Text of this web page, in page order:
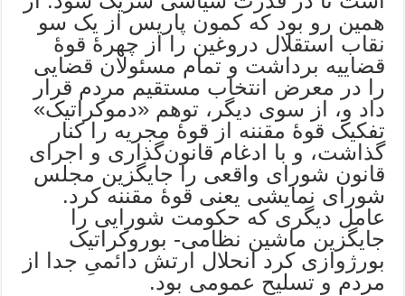
همین رو بود که کمون پاریس از یک سو
نقاب استقلال دروغین را از چهرۀ قوۀ
قضاییه برداشت و تمام مسئولان قضایی
را در معرض انتخاب مستقیم مردم قرار
داد و، از سوی دیگر، توهم «دموکراتیک»
تفکیک قوۀ مقننه از قوۀ مجریه را کنار
گذاشت، و با ادغام قانون‌گذاری و اجرای
قانون شورای واقعی را جایگزین مجلس
شورای نمایشی یعنی قوۀ مقننه کرد.
عامل دیگری که حکومت شورایی را
جایگزین ماشین نظامی- بوروکراتیک
بورژوازی ‌کرد انحلال ارتش دائمیِ جدا از
مردم و تسلیح عمومی بود.